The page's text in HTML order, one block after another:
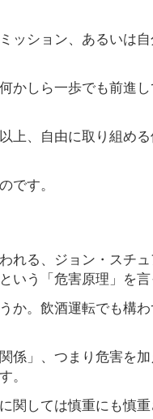
ッション、あるいは
かしら一歩でも前進
上、自由に取り組め
です。
れる、ジョン・スチ
う「危害原理」を言
か。飲酒運転でも構
係」、つまり危害を
。
関しては慎重にも慎